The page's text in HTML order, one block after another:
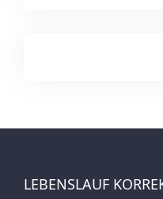
LEBENSLAUF